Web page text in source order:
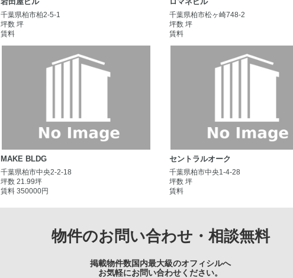
千葉県柏市柏2-5-1
坪数 坪
賃料
千葉県柏市松ヶ崎748-2
坪数 坪
賃料
MAKE BLDG
千葉県柏市中央2-2-18
坪数 21.99坪
賃料 350000円
セントラルオーク
千葉県柏市中央1-4-28
坪数 坪
賃料
物件のお問い合わせ・相談無料
掲載物件数国内最大級のオフィシルへ
お気軽にお問い合わせください。